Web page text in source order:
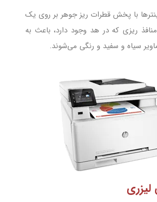
با پخش قطرات ریز جوهر بر روی یک
ریزی که در هد وجود دارد، باعث به
سیاه و سفید و رنگی می‌شوند.